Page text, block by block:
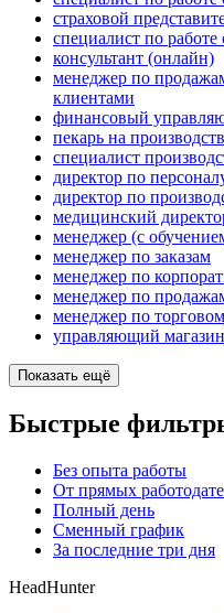
страховой
специалист по работе
консультант (онлайн)
менеджер по
клиентами
финансовый
пекарь на
специалист
директор по
директор по
медицинский
менеджер (с
менеджер по заказам
менеджер по
менеджер по
менеджер по
управляющий
Показать ещё
Быстрые
Без опыта работы
От прямых
Полный день
Сменный график
За последние три дня
HeadHunter